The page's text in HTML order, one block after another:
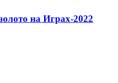
на Играх-2022